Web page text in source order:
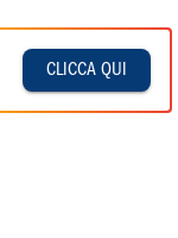
CLICCA QUI